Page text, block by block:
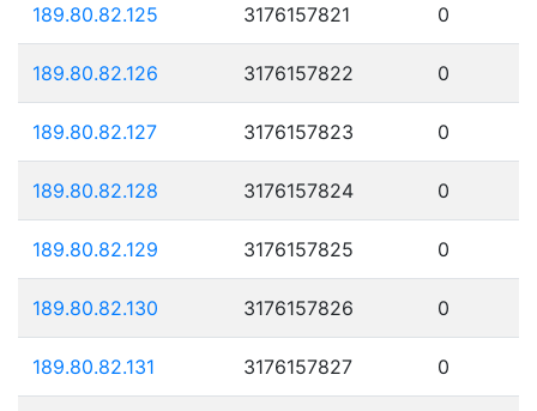
189.80.82.125 3176157821 0
189.80.82.126 3176157822 0
189.80.82.127 3176157823 0
189.80.82.128 3176157824 0
189.80.82.129 3176157825 0
189.80.82.130 3176157826 0
189.80.82.131 3176157827 0